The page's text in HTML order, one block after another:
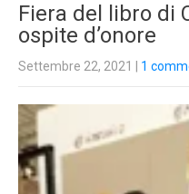
Fiera del libro di
ospite d’onore
Settembre 22, 2021 1